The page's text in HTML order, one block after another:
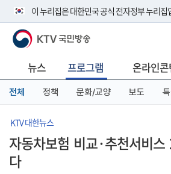
이 누리집은 대한민국 공식 전자정부 누리집
공식 누리집 주소 확인하기
니다.
이밖에 or.kr 또는 .kr등 다른 도메인 주소를
서 도메인 주소를 확인해 보세요
KTV 국민방송
뉴스 프로그램 온라인
전체 정책 문화/교양 보도
KTV 대한뉴스
자동차보험 비교·추천서비
다